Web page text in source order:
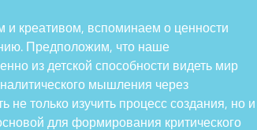
креативом, вспоминаем о ценности
Предположим, что наше
из детской способности видеть мир
мышления через
не только изучить процесс создания, но и
для формирования критического